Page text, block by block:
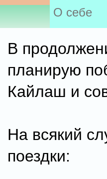
О себе
В
планирую
Кайлаш и
На всякий
поездки: